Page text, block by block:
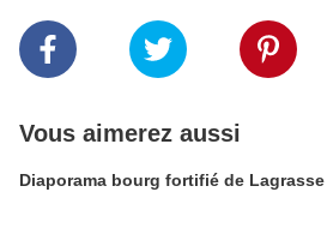
Vous aimerez aussi
Diaporama bourg fortifié de Lagrasse